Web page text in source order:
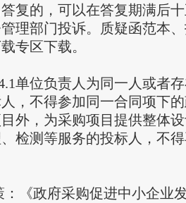
复的，可以在答复期满后
理部门投诉。质疑函范本
专区下载。
位负责人为同一人或者存
，不得参加同一合同项下
外，为采购项目提供整体
检测等服务的投标人，不
《政府采购促进中小企业